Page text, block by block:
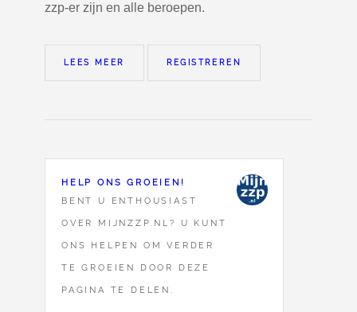
zzp-er zijn en alle beroepen.
LEES MEER REGISTREREN
HELP ONS GROEIEN!
BENT U ENTHOUSIAST
OVER MIJNZZP.NL? U KUNT
ONS HELPEN OM VERDER
TE GROEIEN DOOR DEZE
PAGINA TE DELEN.